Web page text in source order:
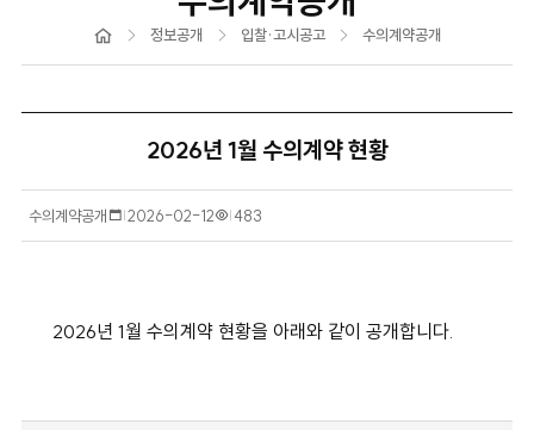
정보공개 입찰·고시공고 수의계약공개
2026년 1월 수의계약 현황
수의계약공개
작
2026-02-12
조
483
2026년 1월 수의계약 현황을 아래와 같이 공개합니다.